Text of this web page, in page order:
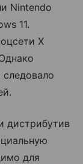
Nintendo
11.
X
дистрибутив
для